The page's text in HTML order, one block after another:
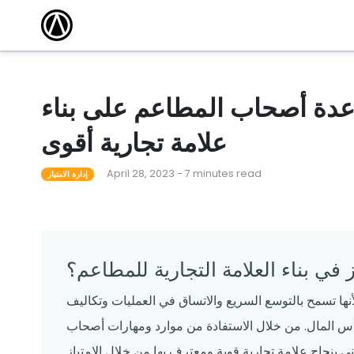
ندوات عبر الإنترنت
تساعدك البرامج التعليمية المجانية عبر الإنترنت التي
أصحاب المطاعم على بناء
علامة تجارية أقوى
إدارة الامتياز April 28, 2023 - 7 minutes read
بناء العلامة التجارية للمطاعم؟
تسمح بالتوسع السريع والاتساق في العمليات وتكاليف
المال. من خلال الاستفادة من موارد ومهارات أصحاب